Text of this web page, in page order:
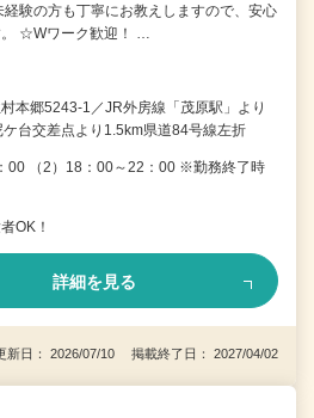
経験の方も丁寧にお教えしますので、安心
☆Wワーク歓迎！ …
本郷5243-1／JR外房線「茂原駅」より
台交差点より1.5km県道84号線左折
00 （2）18：00～22：00 ※勤務終了時
OK！
詳細を見る
新日： 2026/07/10 掲載終了日： 2027/04/02